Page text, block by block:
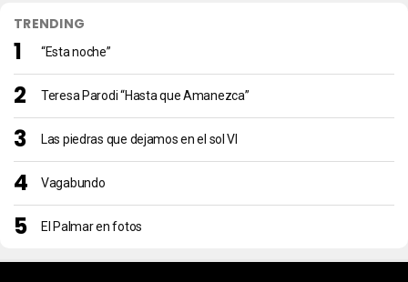
TRENDING
“Esta noche”
Teresa Parodi “Hasta que Amanezca”
Las piedras que dejamos en el sol VI
Vagabundo
El Palmar en fotos